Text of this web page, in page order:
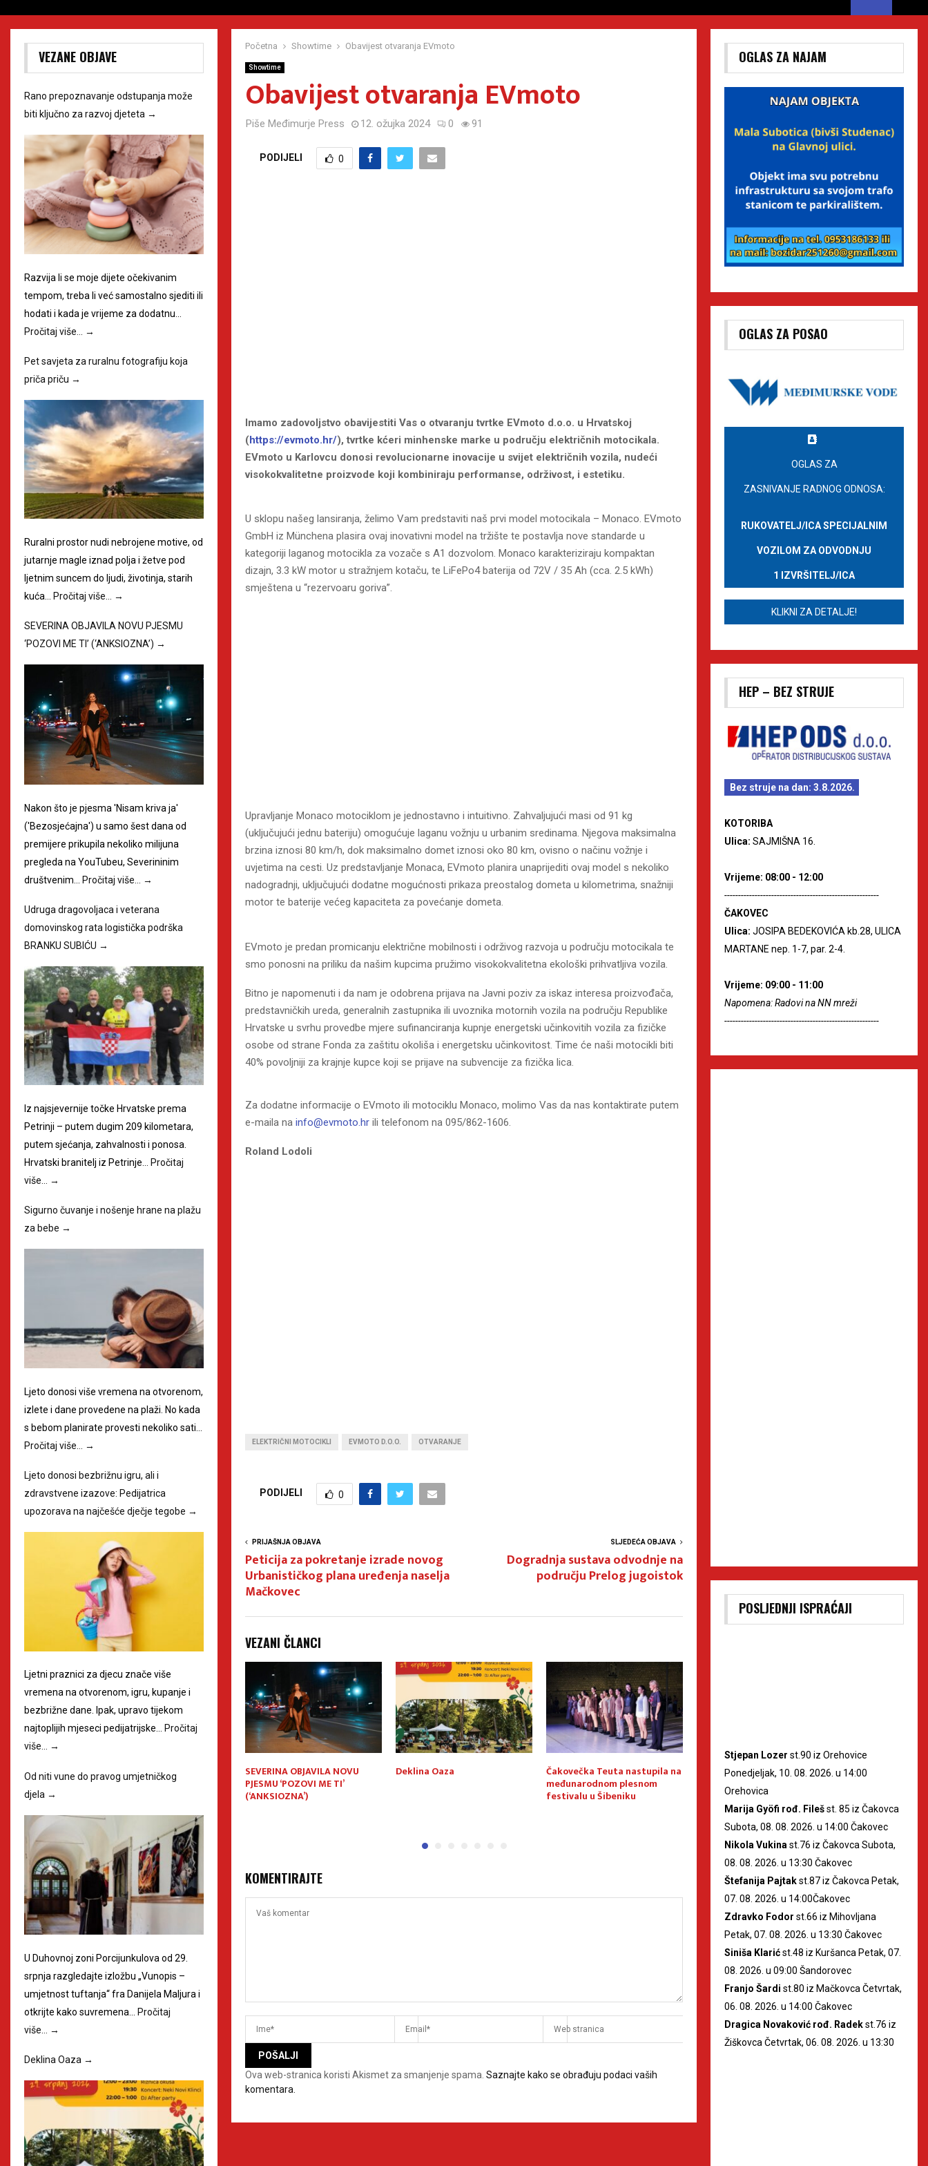
Početna Showtime Obavijest otvaranja EVmoto
Showtime
Obavijest otvaranja EVmoto
Piše Međimurje Press 12. ožujka 2024 0 91
PODIJELI 0
Imamo zadovoljstvo obavijestiti Vas o otvaranju tvrtke EVmoto d.o.o. u Hrvatskoj
(https://evmoto.hr/), tvrtke kćeri minhenske marke u području električnih motocikala.
EVmoto u Karlovcu donosi revolucionarne inovacije u svijet električnih vozila, nudeći
visokokvalitetne proizvode koji kombiniraju performanse, održivost, i estetiku.
U sklopu našeg lansiranja, želimo Vam predstaviti naš prvi model motocikala – Monaco. EVmoto
GmbH iz Münchena plasira ovaj inovativni model na tržište te postavlja nove standarde u
kategoriji laganog motocikla za vozače s A1 dozvolom. Monaco karakteriziraju kompaktan
dizajn, 3.3 kW motor u stražnjem kotaču, te LiFePo4 baterija od 72V / 35 Ah (cca. 2.5 kWh)
smještena u “rezervoaru goriva”.
Upravljanje Monaco motociklom je jednostavno i intuitivno. Zahvaljujući masi od 91 kg
(uključujući jednu bateriju) omogućuje laganu vožnju u urbanim sredinama. Njegova maksimalna
brzina iznosi 80 km/h, dok maksimalno domet iznosi oko 80 km, ovisno o načinu vožnje i
uvjetima na cesti. Uz predstavljanje Monaca, EVmoto planira unaprijediti ovaj model s nekoliko
nadogradnji, uključujući dodatne mogućnosti prikaza preostalog dometa u kilometrima, snažniji
motor te baterije većeg kapaciteta za povećanje dometa.
EVmoto je predan promicanju električne mobilnosti i održivog razvoja u području motocikala te
smo ponosni na priliku da našim kupcima pružimo visokokvalitetna ekološki prihvatljiva vozila.
Bitno je napomenuti i da nam je odobrena prijava na Javni poziv za iskaz interesa proizvođača,
predstavničkih ureda, generalnih zastupnika ili uvoznika motornih vozila na području Republike
Hrvatske u svrhu provedbe mjere sufinanciranja kupnje energetski učinkovitih vozila za fizičke
osobe od strane Fonda za zaštitu okoliša i energetsku učinkovitost. Time će naši motocikli biti
40% povoljniji za krajnje kupce koji se prijave na subvencije za fizička lica.
Za dodatne informacije o EVmoto ili motociklu Monaco, molimo Vas da nas kontaktirate putem
e-maila na info@evmoto.hr ili telefonom na 095/862-1606.
Roland Lodoli
ELEKTRIČNI MOTOCIKLI EVMOTO D.O.O. OTVARANJE
PODIJELI 0
PRIJAŠNJA OBJAVA
Peticija za pokretanje izrade novog
Urbanističkog plana uređenja naselja
Mačkovec
SLJEDEĆA OBJAVA
Dogradnja sustava odvodnje na
području Prelog jugoistok
VEZANI ČLANCI
na
River
snažniji nego
Glazbena diva Zorica Kondža
stiže na 24. MEF – Međimurski
SEVERINA OBJAVILA NOVU
PJESMU ‘POZOVI ME TI’
(‘ANKSIOZNA’)
Deklina Oaza Čakovečka Teuta nastupila na
međunarodnom plesnom
festivalu u Šibeniku
Renesansni festival ponovno
osvaja Koprivnicu, a grad
donosi i velike koncerte na
otvorenom
RockLive je
KOMENTIRAJTE
Ova web-stranica koristi Akismet za smanjenje spama. Saznajte kako se obrađuju podaci vaših
komentara.
VEZANE OBJAVE
Rano prepoznavanje odstupanja može
biti ključno za razvoj djeteta →
Razvija li se moje dijete očekivanim
tempom, treba li već samostalno sjediti ili
hodati i kada je vrijeme za dodatnu…
Pročitaj više…
→
Pet savjeta za ruralnu fotografiju koja
priča priču →
Ruralni prostor nudi nebrojene motive, od
jutarnje magle iznad polja i žetve pod
ljetnim suncem do ljudi, životinja, starih
kuća… Pročitaj više… →
SEVERINA OBJAVILA NOVU PJESMU
‘POZOVI ME TI’ (‘ANKSIOZNA’) →
Nakon što je pjesma 'Nisam kriva ja'
('Bezosjećajna') u samo šest dana od
premijere prikupila nekoliko milijuna
pregleda na YouTubeu, Severininim
društvenim…
Pročitaj više… →
Udruga dragovoljaca i veterana
domovinskog rata logistička podrška
BRANKU SUBIĆU →
Iz najsjevernije točke Hrvatske prema
Petrinji – putem dugim 209 kilometara,
putem sjećanja, zahvalnosti i ponosa.
Hrvatski branitelj iz Petrinje… Pročitaj
više… →
Sigurno čuvanje i nošenje hrane na plažu
za bebe →
Ljeto donosi više vremena na otvorenom,
izlete i dane provedene na plaži. No kada
s bebom planirate provesti nekoliko sati…
Pročitaj više…
→
Ljeto donosi bezbrižnu igru, ali i
zdravstvene izazove: Pedijatrica
upozorava na najčešće dječje tegobe →
Ljetni praznici za djecu znače više
vremena na otvorenom, igru, kupanje i
bezbrižne dane. Ipak, upravo tijekom
najtoplijih mjeseci pedijatrijske… Pročitaj
više… →
Od niti vune do pravog umjetničkog
djela →
U Duhovnoj zoni Porcijunkulova od 29.
srpnja razgledajte izložbu „Vunopis –
umjetnost tuftanja“ fra Danijela Maljura i
otkrijte kako suvremena… Pročitaj
više…
→
Deklina Oaza →
OGLAS ZA NAJAM
OGLAS ZA POSAO
OGLAS ZA
ZASNIVANJE RADNOG ODNOSA:
RUKOVATELJ/ICA SPECIJALNIM
VOZILOM ZA ODVODNJU
1 IZVRŠITELJ/ICA
KLIKNI ZA DETALJE!
HEP – BEZ STRUJE
Bez struje na dan: 3.8.2026.
KOTORIBA
Ulica: SAJMIŠNA 16.
Vrijeme: 08:00 - 12:00
--------------------------------------------------------
ČAKOVEC
Ulica: JOSIPA BEDEKOVIĆA kb.28, ULICA
MARTANE nep. 1-7, par. 2-4.
Vrijeme: 09:00 - 11:00
Napomena: Radovi na NN mreži
--------------------------------------------------------
POSLJEDNJI ISPRAĆAJI
Stjepan Lozer st.90 iz Orehovice
Ponedjeljak, 10. 08. 2026. u 14:00
Orehovica
Marija Gyöfi rođ. Filešst. 85 iz Čakovca
Subota, 08. 08. 2026. u 14:00 Čakovec
Nikola Vukina st.76 iz Čakovca Subota,
08. 08. 2026. u 13:30 Čakovec
Štefanija Pajtakst.87 iz Čakovca Petak,
07. 08. 2026. u 14:00Čakovec
Zdravko Fodor st.66 iz Mihovljana
Petak, 07. 08. 2026. u 13:30 Čakovec
Siniša Klarićst.48 iz Kuršanca Petak, 07.
08. 2026. u 09:00 Šandorovec
Franjo Šardi st.80 iz Mačkovca Četvrtak,
06. 08. 2026. u 14:00 Čakovec
Dragica Novaković rođ. Radekst.76 iz
Žiškovca Četvrtak, 06. 08. 2026. u 13:30